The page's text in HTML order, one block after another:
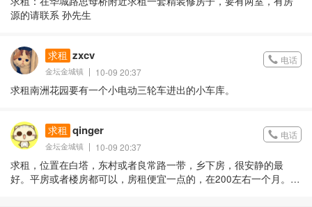
源的请联系 孙先生
求租 zxcv
金坛金城镇 10-09 20:37
电话
求租南洲花园要有一个小电动三轮车进出的小车库。
求租 qinger
金坛金城镇 10-09 20:37
电话
求租，位置在白塔，东村或者良常路一带，乡下房，很安静的最
好。平房或者楼房都可以，房租便宜一点的，在200左右一个月。租